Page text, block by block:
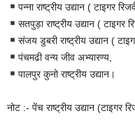
पन्ना राष्ट्रीय उद्यान ( टाइगर
सतपुड़ा राष्ट्रीय उद्यान ( टाइगर
संजय डुबरी राष्ट्रीय उद्यान (
पंचमढी वन्य जीव अभ्यारण्य,
पालपुर कुनो राष्ट्रीय उद्यान।
नोट :- पेंच राष्ट्रीय उद्यान (टाइगर